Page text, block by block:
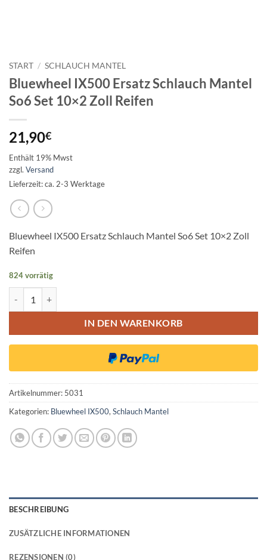
START / SCHLAUCH MANTEL
Bluewheel IX500 Ersatz Schlauch Mantel
So6 Set 10×2 Zoll Reifen
21,90€
Enthält 19% Mwst
zzgl. Versand
Lieferzeit: ca. 2-3 Werktage
Bluewheel IX500 Ersatz Schlauch Mantel So6 Set 10×2 Zoll
Reifen
824 vorrätig
IN DEN WARENKORB
Artikelnummer: 5031
Kategorien: Bluewheel IX500,Schlauch Mantel
BESCHREIBUNG
ZUSÄTZLICHE INFORMATIONEN
REZENSIONEN (0)